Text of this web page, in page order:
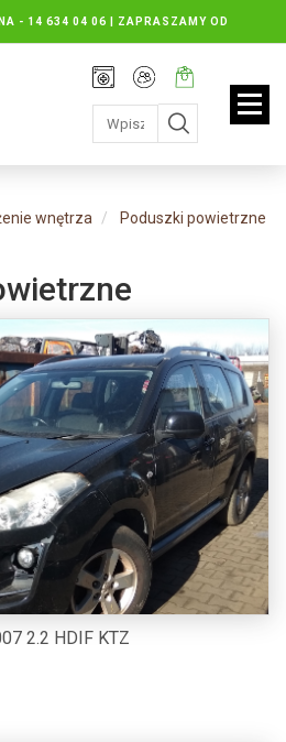
- 14 634 04 06 | ZAPRASZAMY OD
8.30 DO 16.30, SOBOTY: 8.30 DO 13.00
Rejestracja
Moje
konto
Twój
koszyk:
jest
pusty
wnętrza Poduszki powietrzne
2.2 HDIF KTZ